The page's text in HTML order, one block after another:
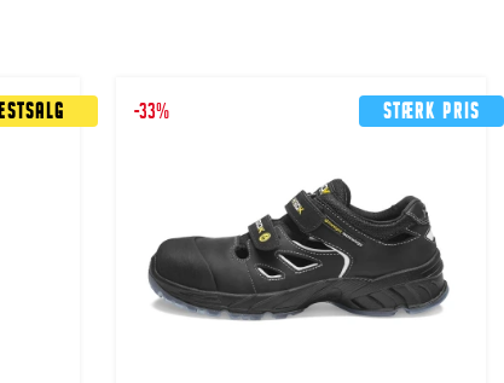
Stærk pris
-33%